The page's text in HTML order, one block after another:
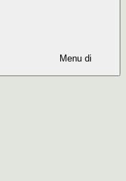
Menu di